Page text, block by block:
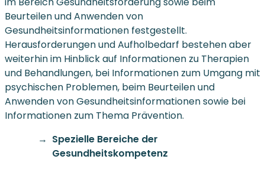
Beurteilen und Anwenden von
Gesundheitsinformationen festgestellt.
Herausforderungen und Aufholbedarf bestehen aber
weiterhin im Hinblick auf Informationen zu Therapien
und Behandlungen, bei Informationen zum Umgang mit
psychischen Problemen, beim Beurteilen und
Anwenden von Gesundheitsinformationen sowie bei
Informationen zum Thema Prävention.
Spezielle Bereiche der
Gesundheitskompetenz